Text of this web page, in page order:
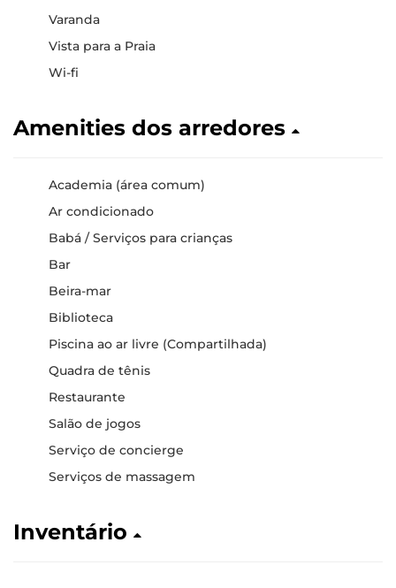
Varanda
Vista para a Praia
Wi-fi
Amenities dos arredores
Academia (área comum)
Ar condicionado
Babá / Serviços para crianças
Bar
Beira-mar
Biblioteca
Piscina ao ar livre (Compartilhada)
Quadra de tênis
Restaurante
Salão de jogos
Serviço de concierge
Serviços de massagem
Inventário